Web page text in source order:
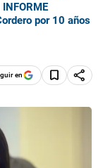
por 10 años
en